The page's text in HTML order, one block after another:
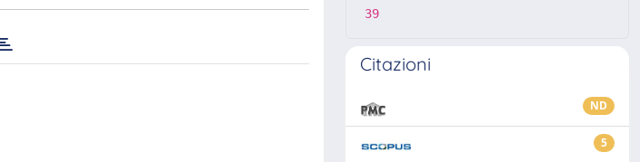
39
Citazioni
ND
5